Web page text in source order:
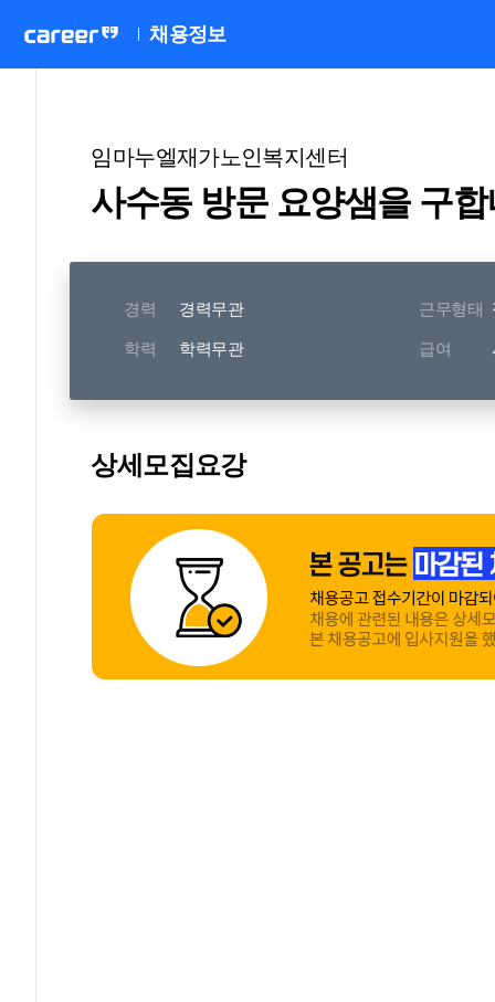
채용정보
임마누엘재가노인복지센터
사수동 방문 요양샘을 구
경력 경력무관 근무형태
학력 학력무관 급여
상세모집요강